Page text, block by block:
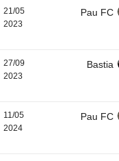
21/05
2023
Pau FC
27/09
2023
Bastia
11/05
2024
Pau FC